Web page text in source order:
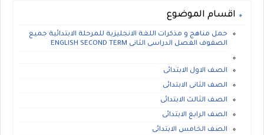
اقسام الموضوع
حمل مناهج و مذكرات اللغة الانجليزية للمرحلة الابتدائية جميع
الصفوف الفصل الدراسى الثانى ENGLISH SECOND TERM
الصف الاول الابتدائى
الصف الثانى الابتدائى
الصف الثالث الابتدائى
الصف الرابع الابتدائى
الصف الخامس الابتدائى